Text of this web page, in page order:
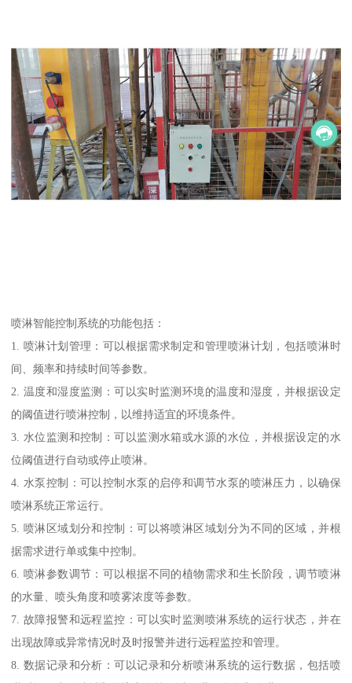
喷淋智能控制系统的功能包括：
1. 喷淋计划管理：可以根据需求制定和管理喷淋计划，包括喷淋时
间、频率和持续时间等参数。
2. 温度和湿度监测：可以实时监测环境的温度和湿度，并根据设定
的阈值进行喷淋控制，以维持适宜的环境条件。
3. 水位监测和控制：可以监测水箱或水源的水位，并根据设定的水
位阈值进行自动或停止喷淋。
4. 水泵控制：可以控制水泵的启停和调节水泵的喷淋压力，以确保
喷淋系统正常运行。
5. 喷淋区域划分和控制：可以将喷淋区域划分为不同的区域，并根
据需求进行单或集中控制。
6. 喷淋参数调节：可以根据不同的植物需求和生长阶段，调节喷淋
的水量、喷头角度和喷雾浓度等参数。
7. 故障报警和远程监控：可以实时监测喷淋系统的运行状态，并在
出现故障或异常情况时及时报警并进行远程监控和管理。
8. 数据记录和分析：可以记录和分析喷淋系统的运行数据，包括喷